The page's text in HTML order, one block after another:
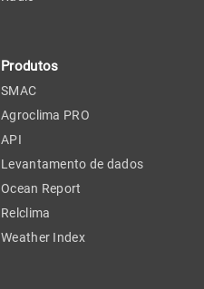
Produtos
SMAC
Agroclima PRO
API
Levantamento de dados
Ocean Report
Relclima
Weather Index